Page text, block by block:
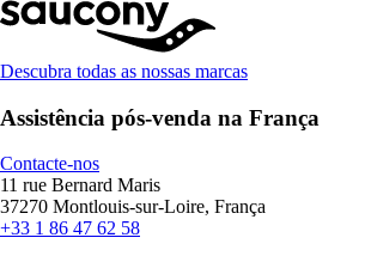
Descubra todas as nossas marcas
Assistência pós-venda na França
Contacte-nos
11 rue Bernard Maris
37270 Montlouis-sur-Loire, França
+33 1 86 47 62 58